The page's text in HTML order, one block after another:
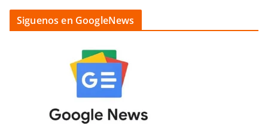
Siguenos en GoogleNews